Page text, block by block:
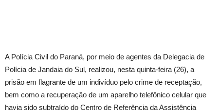
A Polícia Civil do Paraná, por meio de agentes da Delegacia de
Polícia de Jandaia do Sul, realizou, nesta quinta-feira (26), a
prisão em flagrante de um indivíduo pelo crime de receptação,
bem como a recuperação de um aparelho telefônico celular que
havia sido subtraído do Centro de Referência da Assistência